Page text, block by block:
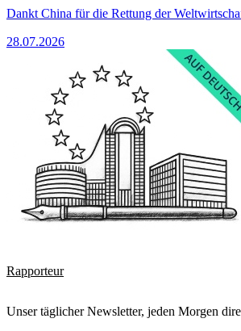
Dankt China für die Rettung der
28.07.2026
Rapporteur
Unser täglicher Newsletter, jeden Morgen